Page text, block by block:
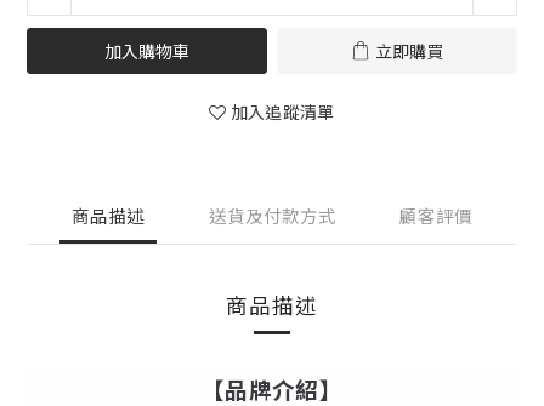
加入購物車 立即購買
加入追蹤清單
商品描述 送貨及付款方式 顧客評價
商品描述
【品牌介紹】